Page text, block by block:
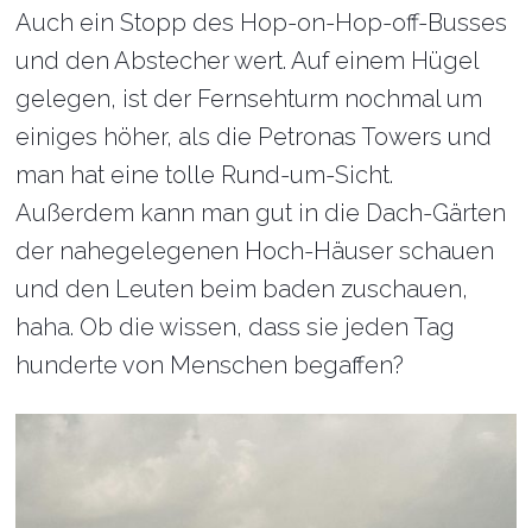
Auch ein Stopp des Hop-on-Hop-off-Busses
und den Abstecher wert. Auf einem Hügel
gelegen, ist der Fernsehturm nochmal um
einiges höher, als die Petronas Towers und
man hat eine tolle Rund-um-Sicht.
Außerdem kann man gut in die Dach-Gärten
der nahegelegenen Hoch-Häuser schauen
und den Leuten beim baden zuschauen,
haha. Ob die wissen, dass sie jeden Tag
hunderte von Menschen begaffen?